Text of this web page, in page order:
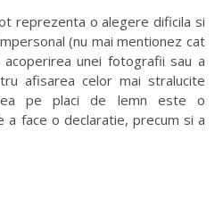
reprezenta o alegere dificila si
(nu mai mentionez cat
unei fotografii sau a
afisarea celor mai stralucite
pe placi de lemn este o
face o declaratie, precum si a